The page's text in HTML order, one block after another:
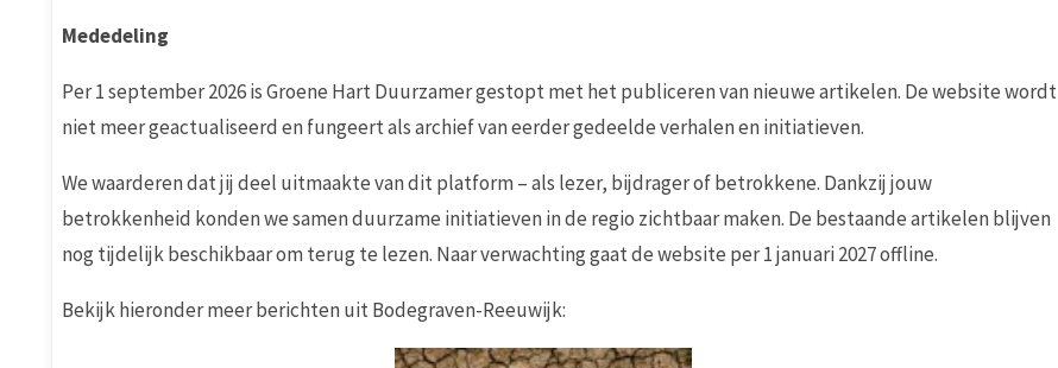
Mededeling
Per 1 september 2026 is Groene Hart Duurzamer gestopt met het publiceren van nieuwe artikelen. De website wordt
niet meer geactualiseerd en fungeert als archief van eerder gedeelde verhalen en initiatieven.
We waarderen dat jij deel uitmaakte van dit platform – als lezer, bijdrager of betrokkene. Dankzij jouw
betrokkenheid konden we samen duurzame initiatieven in de regio zichtbaar maken. De bestaande artikelen blijven
nog tijdelijk beschikbaar om terug te lezen. Naar verwachting gaat de website per 1 januari 2027 offline.
Bekijk hieronder meer berichten uit Bodegraven-Reeuwijk: